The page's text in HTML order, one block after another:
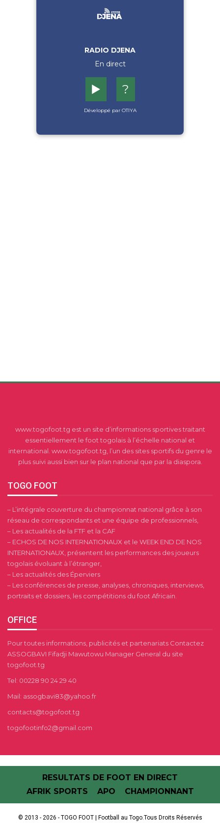
RADIO DJENA
En direct
▶️ ?
Développé par OTIYA
www.togofoot.tg est un site d’informations sportives traitant
essentiellement le foot togolais à l’échelle national et
international. www.togofoot.tg, l’un des sites sportifs du genre le
plus suivi aussi bien sur le plan national que par la diaspora.
TOGO FOOT
– L’intégrale couverture du championnat national grâce à son
réseau de correspondants et une équipe de professionnels,
– Les actualités de la FTF et la CAF
– ECHOS DE NOS INTERNATIONAUX et le WEEK END DE NOS
INTERNATIONAUX, présentent les performances des joueurs
togolais évoluant à l’étranger,
– Les actualités des Éperviers
– Les conférences de presse, analyses, chroniques, interviews,
portraits et dossiers, les compétitions du foot Africain.
OFFICE
Pour toutes informations, publicités et partenariats Contactez
ASSOGBAVI Fifadji Mawutowu Manager General du site
togofoot.tg
Tel: 00228 90 24 29 40
Mail: assogbavi83@yahoo.fr
contacts@togofoot.tg
togofootinfo2@gmail.com
RESULTATS DE FOOT EN DIRECT
AFRIK SPORTS
APO CHAMPIONNANT
© 2013 - 2026 - TOGO FOOT | Football au Togo.Tous Droits Réservés